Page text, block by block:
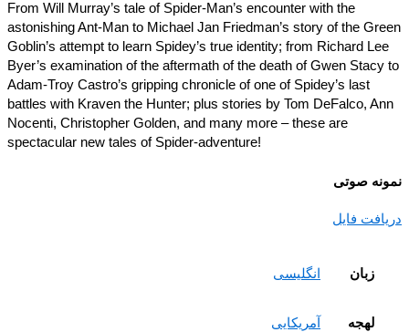
From Will Murray’s tale of Spider-Man’s encounter with the
astonishing Ant-Man to Michael Jan Friedman’s story of the
Goblin’s attempt to learn Spidey’s true identity; from Richard
Byer’s examination of the aftermath of the death of Gwen
Adam-Troy Castro’s gripping chronicle of one of Spidey’s last
battles with Kraven the Hunter; plus stories by Tom DeFalco,
Nocenti, Christopher Golden, and many more – these are
spectacular new tales of Spider-adventure!
صوتی
فایل
انگلیسی
لهجه آمریکایی